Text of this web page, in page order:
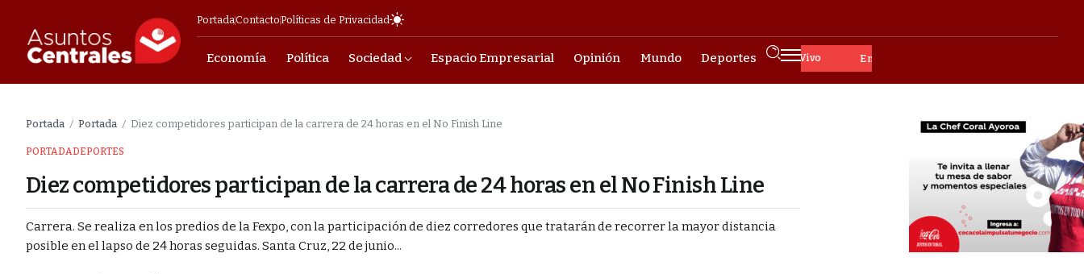
PortadaContactoPolíticas de Privacidad
Economía Política Sociedad Espacio Empresarial Opinión Mundo
Deportes
En Vivo
Portada / Portada / Diez competidores participan de la carrera de 24 horas en el No Finish Line
PORTADADEPORTES
Diez competidores participan de la carrera de 24 horas en el No Finish Line
Carrera. Se realiza en los predios de la Fexpo, con la participación de diez corredores que tratarán de recorrer la mayor distancia
posible en el lapso de 24 horas seguidas. Santa Cruz, 22 de junio...